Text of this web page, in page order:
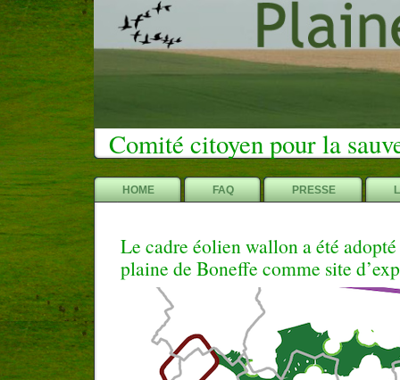
Comité citoyen pour la
HOME FAQ PRESSE
Le cadre éolien wallon a été
plaine de Boneffe comme site